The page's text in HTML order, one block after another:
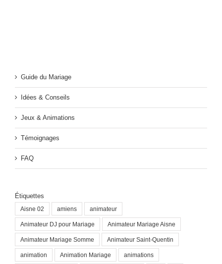
Guide du Mariage
Idées & Conseils
Jeux & Animations
Témoignages
FAQ
Étiquettes
Aisne 02 amiens animateur
Animateur DJ pour Mariage Animateur Mariage Aisne
Animateur Mariage Somme Animateur Saint-Quentin
animation Animation Mariage animations